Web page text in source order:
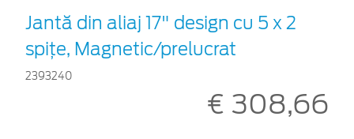
Jantă din aliaj 17" design cu 5 x 2
spițe, Magnetic/prelucrat
2393240
€ 308,66